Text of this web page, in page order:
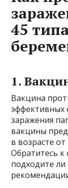
45
1.
Вакцина
эффективных
заражения
вакцины
в возрасте
Обратитесь к
подходите